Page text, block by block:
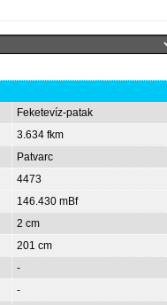
Feketevíz-patak
3.634 fkm
Patvarc
4473
146.430 mBf
2 cm
201 cm
-
-